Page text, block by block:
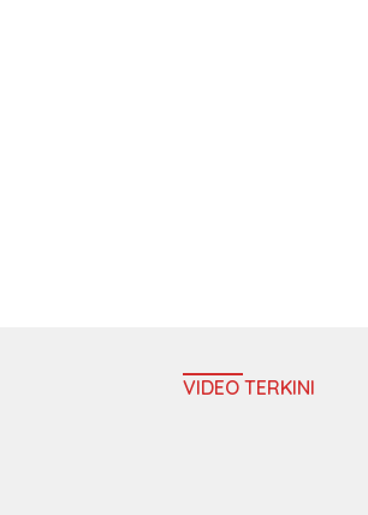
VIDEO TERKINI